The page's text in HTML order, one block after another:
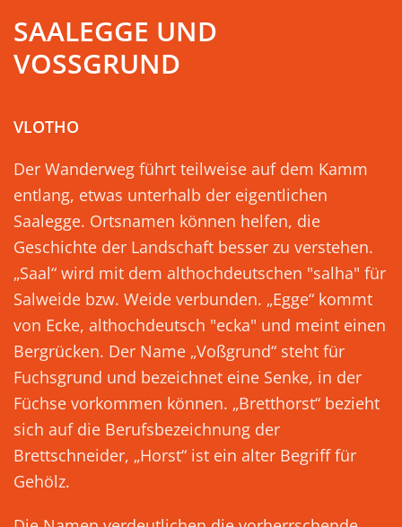
SAALEGGE UND
VOSSGRUND
VLOTHO
Der Wanderweg führt teilweise auf dem Kamm
entlang, etwas unterhalb der eigentlichen
Saalegge. Ortsnamen können helfen, die
Geschichte der Landschaft besser zu verstehen.
„Saal“ wird mit dem althochdeutschen "salha" für
Salweide bzw. Weide verbunden. „Egge“ kommt
von Ecke, althochdeutsch "ecka" und meint einen
Bergrücken. Der Name „Voßgrund“ steht für
Fuchsgrund und bezeichnet eine Senke, in der
Füchse vorkommen können. „Bretthorst“ bezieht
sich auf die Berufsbezeichnung der
Brettschneider, „Horst“ ist ein alter Begriff für
Gehölz.